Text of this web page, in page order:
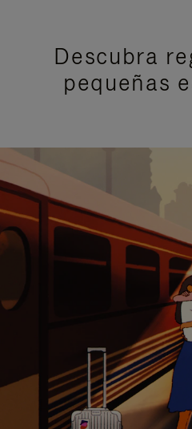
Descubra
pequeñas